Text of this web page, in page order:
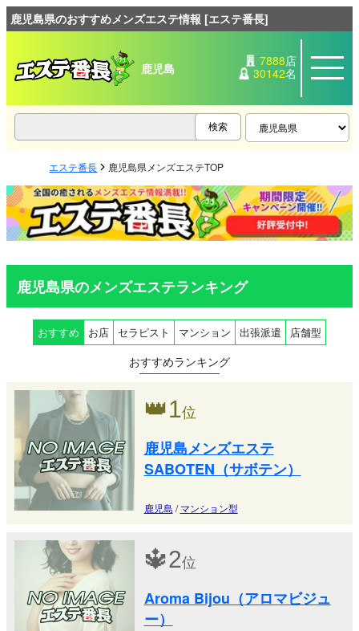
鹿児島県のおすすめメンズエステ情報 [エステ番長]
鹿児島 7888店
30142名
エステ番長 鹿児島県メンズエステTOP
鹿児島県のメンズエステランキング
おすすめ お店 セラピスト マンション 出張派遣 店舗型
おすすめランキング
👑1位
鹿児島メンズエステ
SABOTEN（サボテン）
鹿児島 /マンション型
🔱2位
Aroma Bijou（アロマビジュ
ー）